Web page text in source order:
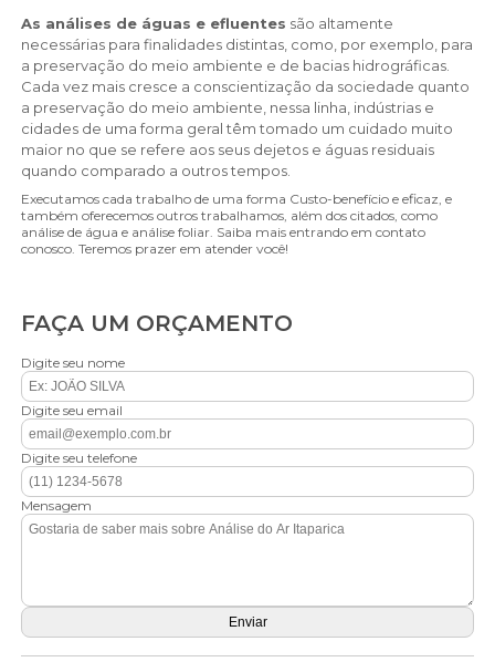
As análises de águas e efluentes são altamente
necessárias para finalidades distintas, como, por exemplo, para
a preservação do meio ambiente e de bacias hidrográficas.
Cada vez mais cresce a conscientização da sociedade quanto
a preservação do meio ambiente, nessa linha, indústrias e
cidades de uma forma geral têm tomado um cuidado muito
maior no que se refere aos seus dejetos e águas residuais
quando comparado a outros tempos.
Executamos cada trabalho de uma forma Custo-benefício e eficaz, e
também oferecemos outros trabalhamos, além dos citados, como
análise de água e análise foliar. Saiba mais entrando em contato
conosco. Teremos prazer em atender você!
FAÇA UM ORÇAMENTO
Digite seu nome
Digite seu email
Digite seu telefone
Mensagem